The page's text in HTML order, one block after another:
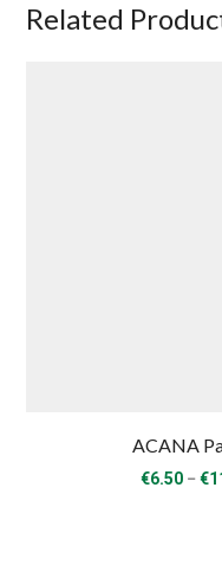
Related
ACANA
€6.50 –€